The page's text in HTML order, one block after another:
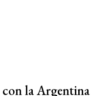
con la Argentina